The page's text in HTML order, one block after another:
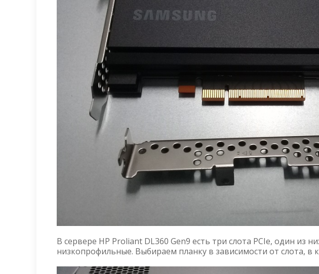
В сервере HP Proliant DL360 Gen9 есть три слота PCIe, один из
низкопрофильные. Выбираем планку в зависимости от слота, в